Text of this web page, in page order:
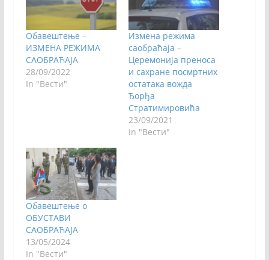
Обавештење –
ИЗМЕНА РЕЖИМА
САОБРАЋАЈА
28/09/2022
In "Вести"
Измена режима
саобраћаја –
Церемонија преноса
и сахране посмртних
остатака вожда
Ђорђа
Стратимировића
23/09/2021
In "Вести"
Обавештење о
ОБУСТАВИ
САОБРАЋАЈА
13/05/2024
In "Вести"